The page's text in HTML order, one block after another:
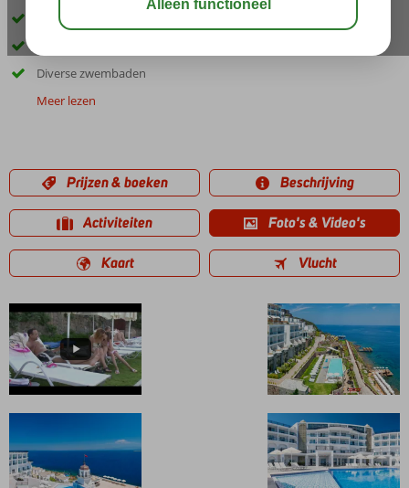
Nederlandstalige miniclub
Diverse zwembaden
Meer lezen
Prijzen & boeken Beschrijving
Activiteiten Foto's & Video's
Kaart Vlucht